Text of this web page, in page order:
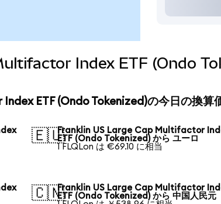
Index ETF (Ondo
ETF (Ondo Tokenized)の今日の換算
🇪🇺Franklin US Large Cap Multifactor
ETF (Ondo Tokenized) から ユーロ
1 FLQLon は €69.10 に相当
🇨🇳Franklin US Large Cap Multifactor
ETF (Ondo Tokenized) から 中国人民元